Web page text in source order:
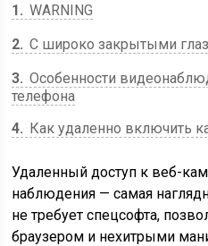
1
WARNING
2 С широко закрытыми
3 Особенности
телефона
4
Как удаленно включить
Удаленный доступ к веб-
наблюдения — самая
не требует спецсофта,
браузером и нехитрыми